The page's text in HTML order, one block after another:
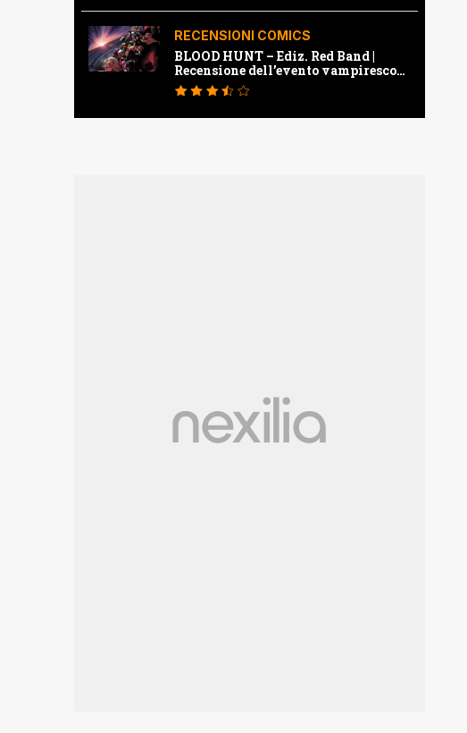
RECENSIONI COMICS
BLOOD HUNT – Ediz. Red Band |
Recensione dell’evento vampiresco
della Marvel